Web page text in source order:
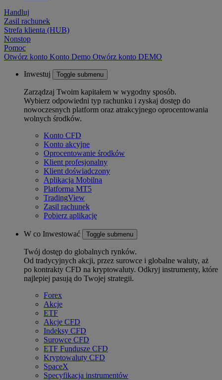
Handluj
Zasil rachunek
Strefa klienta (HUB)
Nonstop
Pomoc
Otwórz konto Konto Demo Otwórz konto DEMO
Inwestuj Toggle submenu
Zarządzaj Twoim kapitałem w wygodny sposób.
Wybierz odpowiedni typ rachunku i zyskaj dostęp do
nowoczesnych platform oraz atrakcyjnego oprocentowania
wolnych środków.
Konto CFD
Konto akcyjne
Oprocentowanie środków
Klient profesjonalny
Klient doświadczony
Aplikacja Mobilna
Platforma MT5
TradingView
Zasil rachunek
Pobierz aplikację
W co Inwestować Toggle submenu
Twój dostęp do globalnych rynków.
Od tradycyjnych akcji, przez surowce i globalne waluty, aż
po kontrakty CFD na kryptowaluty. Odkryj instrumenty, które
najlepiej pasują do Twojej strategii.
Forex
Akcje
ETF
Akcje CFD
Indeksy CFD
Surowce CFD
ETF Fundusze CFD
Kryptowaluty CFD
SpaceX
Specyfikacja instrumentów